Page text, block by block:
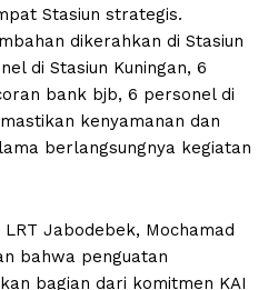
Stasiun strategis.
dikerahkan di Stasiun
di Stasiun Kuningan, 6
bank bjb, 6 personel di
kenyamanan dan
berlangsungnya kegiatan
Jabodebek, Mochamad
bahwa penguatan
bagian dari komitmen KAI